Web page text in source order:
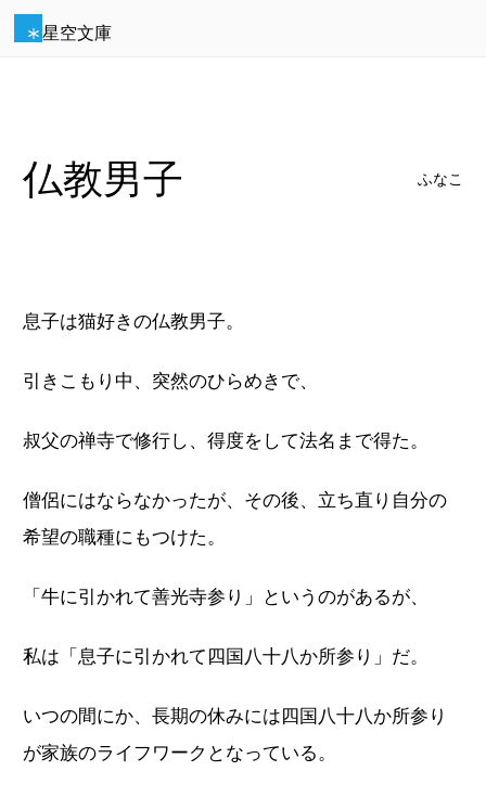
星空文庫
仏教男子 ふなこ
息子は猫好きの仏教男子。
引きこもり中、突然のひらめきで、
叔父の禅寺で修行し、得度をして法名まで得た。
僧侶にはならなかったが、その後、立ち直り自分の
希望の職種にもつけた。
「牛に引かれて善光寺参り」というのがあるが、
私は「息子に引かれて四国八十八か所参り」だ。
いつの間にか、長期の休みには四国八十八か所参り
が家族のライフワークとなっている。